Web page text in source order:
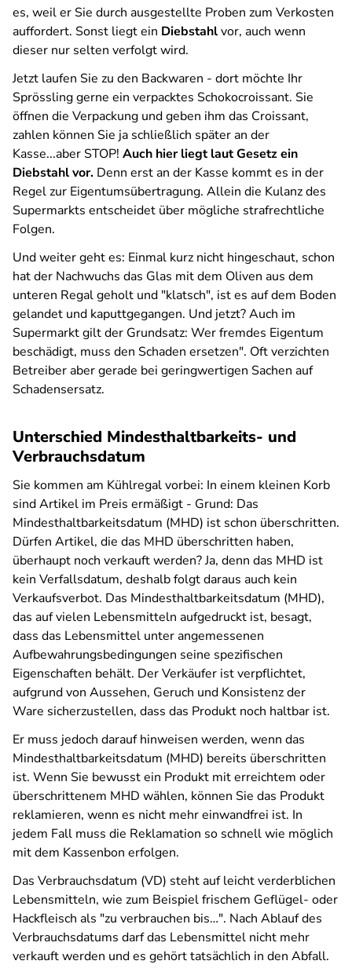
es, weil er Sie durch ausgestellte Proben zum Verkosten
auffordert. Sonst liegt ein Diebstahlvor, auch wenn
dieser nur selten verfolgt wird.
Jetzt laufen Sie zu den Backwaren - dort möchte Ihr
Sprössling gerne ein verpacktes Schokocroissant. Sie
öffnen die Verpackung und geben ihm das Croissant,
zahlen können Sie ja schließlich später an der
Kasse...aber STOP! Auch hier liegt laut Gesetz ein
Diebstahl vor. Denn erst an der Kasse kommt es in der
Regel zur Eigentumsübertragung. Allein die Kulanz des
Supermarkts entscheidet über mögliche strafrechtliche
Folgen.
Und weiter geht es: Einmal kurz nicht hingeschaut, schon
hat der Nachwuchs das Glas mit dem Oliven aus dem
unteren Regal geholt und "klatsch", ist es auf dem Boden
gelandet und kaputtgegangen. Und jetzt? Auch im
Supermarkt gilt der Grundsatz: Wer fremdes Eigentum
beschädigt, muss den Schaden ersetzen". Oft verzichten
Betreiber aber gerade bei geringwertigen Sachen auf
Schadensersatz.
Unterschied Mindesthaltbarkeits- und
Verbrauchsdatum
Sie kommen am Kühlregal vorbei: In einem kleinen Korb
sind Artikel im Preis ermäßigt - Grund: Das
Mindesthaltbarkeitsdatum (MHD) ist schon überschritten.
Dürfen Artikel, die das MHD überschritten haben,
überhaupt noch verkauft werden? Ja, denn das MHD ist
kein Verfallsdatum, deshalb folgt daraus auch kein
Verkaufsverbot. Das Mindesthaltbarkeitsdatum (MHD),
das auf vielen Lebensmitteln aufgedruckt ist, besagt,
dass das Lebensmittel unter angemessenen
Aufbewahrungsbedingungen seine spezifischen
Eigenschaften behält. Der Verkäufer ist verpflichtet,
aufgrund von Aussehen, Geruch und Konsistenz der
Ware sicherzustellen, dass das Produkt noch haltbar ist.
Er muss jedoch darauf hinweisen werden, wenn das
Mindesthaltbarkeitsdatum (MHD) bereits überschritten
ist. Wenn Sie bewusst ein Produkt mit erreichtem oder
überschrittenem MHD wählen, können Sie das Produkt
reklamieren, wenn es nicht mehr einwandfrei ist. In
jedem Fall muss die Reklamation so schnell wie möglich
mit dem Kassenbon erfolgen.
Das Verbrauchsdatum (VD) steht auf leicht verderblichen
Lebensmitteln, wie zum Beispiel frischem Geflügel- oder
Hackfleisch als "zu verbrauchen bis…". Nach Ablauf des
Verbrauchsdatums darf das Lebensmittel nicht mehr
verkauft werden und es gehört tatsächlich in den Abfall.